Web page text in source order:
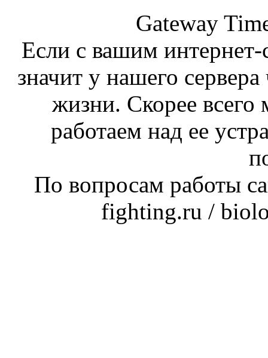
Gateway
Если с вашим интернет-
значит у нашего
жизни. Скорее
работаем над ее
По вопросам работы
fighting.ru /